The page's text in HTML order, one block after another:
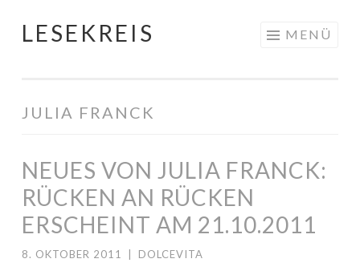
Springe
LESEKREIS MENÜ
JULIA FRANCK
NEUES VON JULIA FRANCK:
RÜCKEN AN RÜCKEN
ERSCHEINT AM 21.10.2011
8. OKTOBER 2011 DOLCEVITA